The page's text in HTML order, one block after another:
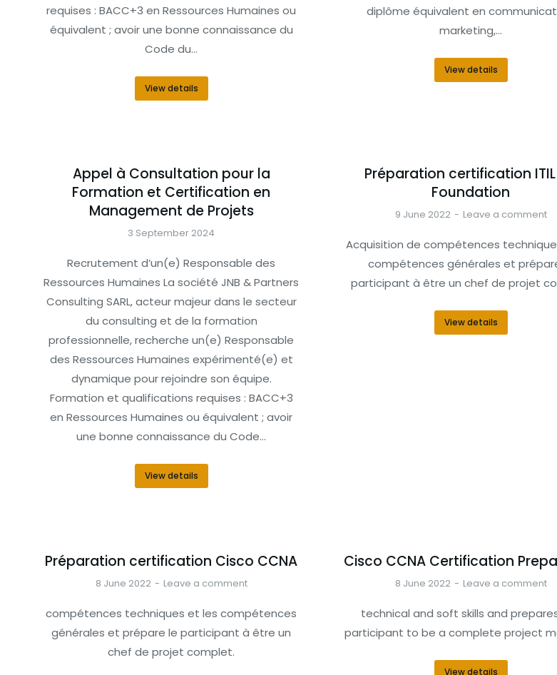
requises : BACC+3 en Ressources Humaines ou
équivalent ; avoir une bonne connaissance du
Code du…
View details
diplôme équivalent en
marketing,…
View details
Appel à Consultation pour la
Formation et Certification en
Management de Projets
3 September 2024
Recrutement d’un(e) Responsable des
Ressources Humaines La société JNB & Partners
Consulting SARL, acteur majeur dans le secteur
du consulting et de la formation
professionnelle, recherche un(e) Responsable
des Ressources Humaines expérimenté(e) et
dynamique pour rejoindre son équipe.
Formation et qualifications requises : BACC+3
en Ressources Humaines ou équivalent ; avoir
une bonne connaissance du Code…
View details
Préparation certification
Foundation
9 June 2022 Leave a comment
Acquisition de compétences
compétences générales et
participant à être un chef de projet
View details
Préparation certification Cisco CCNA
8 June 2022 Leave a comment
compétences techniques et les compétences
générales et prépare le participant à être un
chef de projet complet.
Cisco CCNA Certification
8 June 2022 Leave a comment
technical and soft skills and
participant to be a complete project
View details